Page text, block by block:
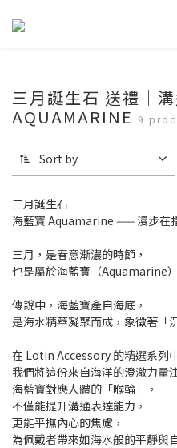
三月誕生石 送禮│
AQUAMARINE 9
Sort by
三月誕生石
海藍寶 Aquamarine —— 漫步在
三月，是春意漸濃的時節，
也是屬於海藍寶（Aquamarine
傳說中，海藍寶產自海底，
是海水精華凝聚而成，象徵著「
在 Lotin Accessory 的精選系列
我們將這份來自海洋的澄澈力量
海藍寶對應人體的「喉輪」，
不僅能提升溝通表達能力，
更能平撫內心的焦慮，
為佩戴者帶來如海水般的平靜與